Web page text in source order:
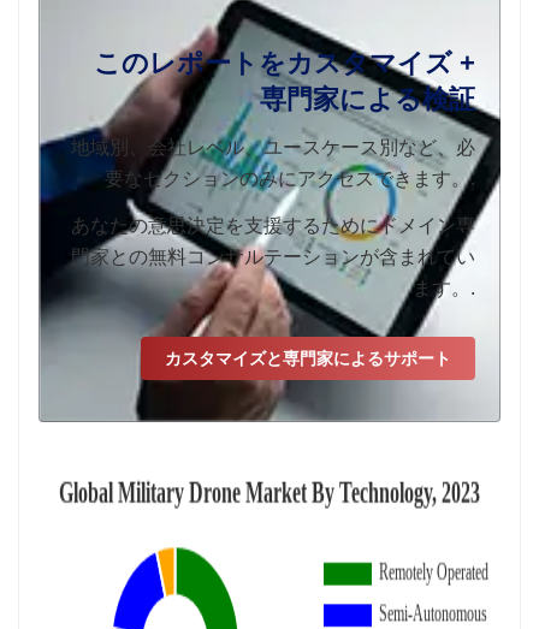
このレポートをカスタマイズ +
専門家による検証
地域別、会社レベル、ユースケース別など、必
要なセクションのみにアクセスできます。.
あなたの意思決定を支援するためにドメイン専
門家との無料コンサルテーションが含まれてい
ます。.
カスタマイズと専門家によるサポート